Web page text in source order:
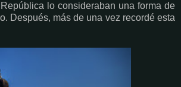
lo consideraban una forma de
Después, más de una vez recordé esta